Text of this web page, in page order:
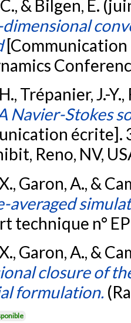
& Bilgen, E.
Trépanier, J.-
Navier-Stokes
écrite].
Reno, NV,
Garon, A., &
averaged
technique n°
Garon, A., &
closure of
formulation.